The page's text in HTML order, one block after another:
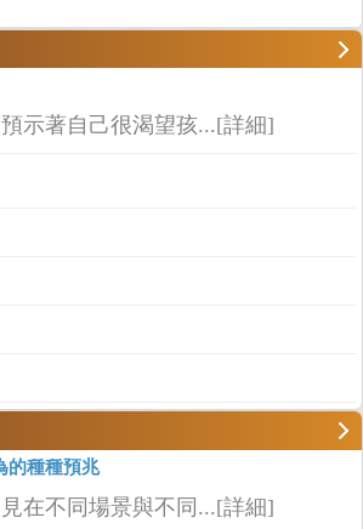
示著自己很渴望孩...[詳細]
的種種預兆
在不同場景與不同...[詳細]